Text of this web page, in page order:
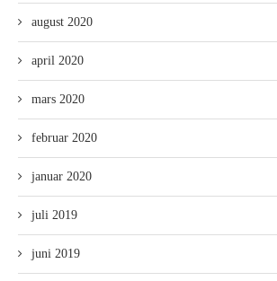
august 2020
april 2020
mars 2020
februar 2020
januar 2020
juli 2019
juni 2019